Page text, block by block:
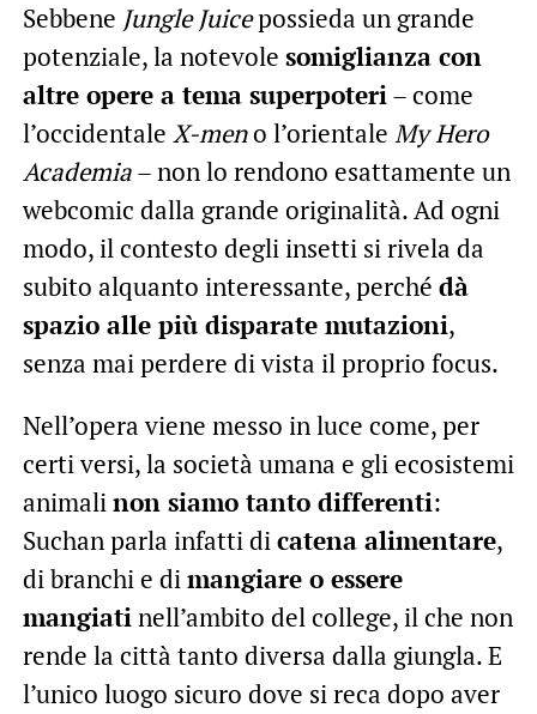
Sebbene Jungle Juicepossieda un grande
potenziale, la notevole somiglianza con
altre opere a tema superpoteri– come
l’occidentale X-meno l’orientale My Hero
Academia– non lo rendono esattamente un
webcomic dalla grande originalità. Ad ogni
modo, il contesto degli insetti si rivela da
subito alquanto interessante, perché dà
spazio alle più disparate mutazioni,
senza mai perdere di vista il proprio focus.
Nell’opera viene messo in luce come, per
certi versi, la società umana e gli ecosistemi
animalinon siamo tanto differenti:
Suchan parla infatti dicatena alimentare,
di branchi e dimangiare o essere
mangiatinell’ambito del college, il che non
rende la città tanto diversa dalla giungla. E
l’unico luogo sicuro dove si reca dopo aver